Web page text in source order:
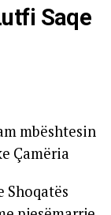
Saqe
mbështesin
Çamëria
Shoqatës